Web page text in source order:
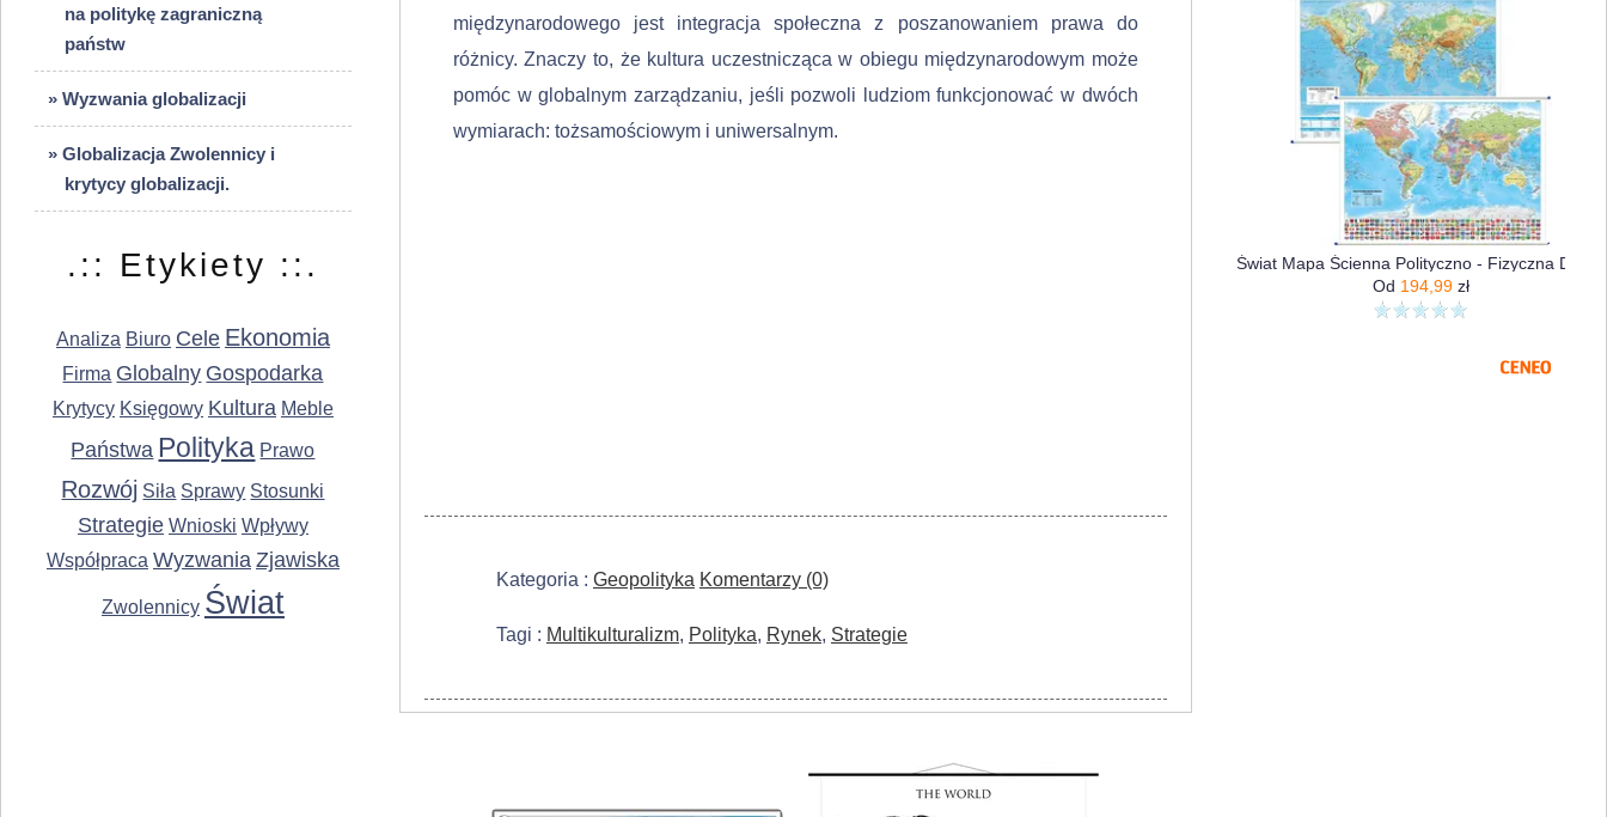
na politykę zagraniczną
państw
» Wyzwania globalizacji
» Globalizacja Zwolennicy i
krytycy globalizacji.
.:: Etykiety ::.
Analiza Biuro Cele Ekonomia
Firma Globalny Gospodarka
Krytycy Księgowy Kultura Meble
Państwa Polityka Prawo
Rozwój Siła Sprawy Stosunki
Strategie Wnioski Wpływy
Współpraca Wyzwania Zjawiska
Zwolennicy Świat
międzynarodowego jest integracja społeczna z poszanowaniem prawa do
różnicy. Znaczy to, że kultura uczestnicząca w obiegu międzynarodowym może
pomóc w globalnym zarzą­dzaniu, jeśli pozwoli ludziom funkcjonować w dwóch
wymiarach: tożsamo­ściowym i uniwersalnym.
Kategoria : Geopolityka Komentarzy (0)
Tagi : Multikulturalizm, Polityka, Rynek, Strategie
Od 194,99zł